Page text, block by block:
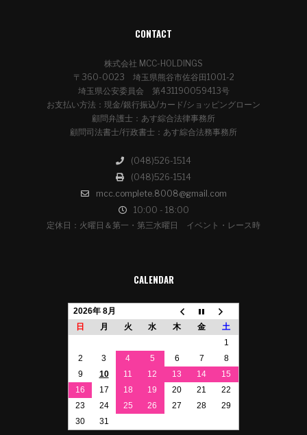
CONTACT
株式会社 MCC-HOLDINGS
〒360-0023 埼玉県熊谷市佐谷田1001-2
埼玉県公安委員会 第431190059413号
お支払い方法：現金/銀行振込/カード/ショッピングローン
顧問弁護士：あす綜合法律事務所
顧問司法書士/行政書士：あす綜合法務事務所
(048)526-1514
(048)526-1514
mcc.complete.8008@gmail.com
10:00 - 18:00
定休日：火曜日＆第一・第三水曜日 イベント・レース時
CALENDAR
2026年 8月
日
月 火 水 木 金
土
1
2
3 4 5 6 7
8
9
10 11 12 13 14
15
16
17 18 19 20 21
22
23
24 25 26 27 28
29
30
31